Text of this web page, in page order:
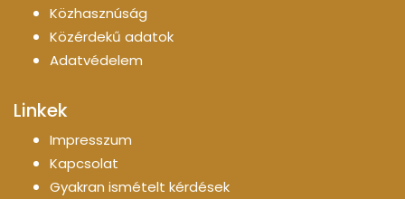
Közhasznúság
Közérdekű adatok
Adatvédelem
Linkek
Impresszum
Kapcsolat
Gyakran ismételt kérdések